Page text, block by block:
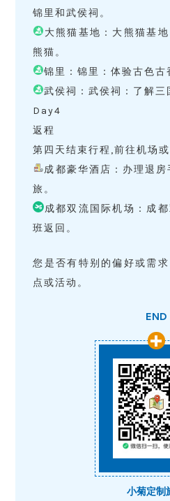
锦里和武侯祠。
大熊猫基地：大熊猫基
熊猫。
锦里：锦里：体验古色古
武侯祠：武侯祠：了解三
Day4
返程
第四天结束行程,前往机场或
成都豪华酒店：办理退
旅。
成都双流国际机场：成
班返回。
您是否有特别的偏好或需
点或活动。
END
小菊定制